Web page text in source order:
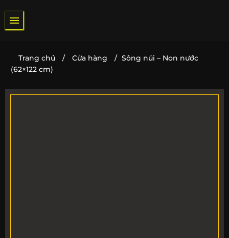
qua
nội
Trang chủ / Cửa hàng / Sông núi – Non nước
(62×122 cm)